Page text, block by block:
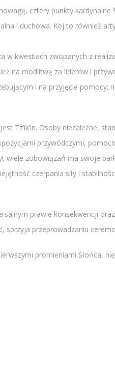
cztery punkty
i duchowa. Kej to również
w kwestiach związanych z
na modlitwę za liderów i
i na przyjęcie pomocy;
Tz’ik’in. Osoby niezależne,
przywódczymi,
wiele zobowiązań ma swoje
czerpania siły i
prawie konsekwencji
sprzyja przeprowadzaniu
promieniami Słońca,